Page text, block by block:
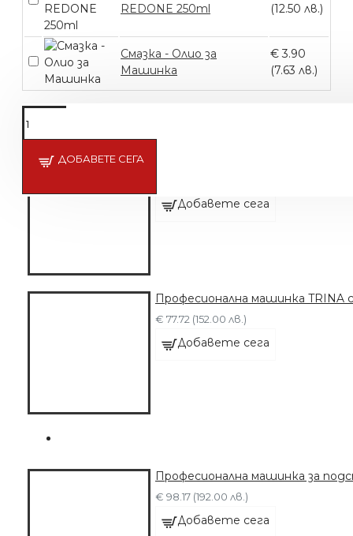
REDONE 250ml
(12.50 лв.)
Смазка - Олио за
Машинка
€ 3.90
(7.63 лв.)
ДОБАВЕТЕ СЕГА
Добавете сега
Професионална машинка TRINA
€ 77.72 (152.00 лв.)
Добавете сега
Професионална машинка за
€ 98.17 (192.00 лв.)
Добавете сега